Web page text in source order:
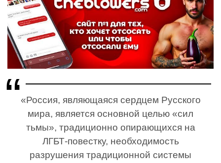
«Россия, являющаяся сердцем Русского
мира, является основной целью «сил
тьмы», традиционно опирающихся на
ЛГБТ-повестку, необходимость
разрушения традиционной системы